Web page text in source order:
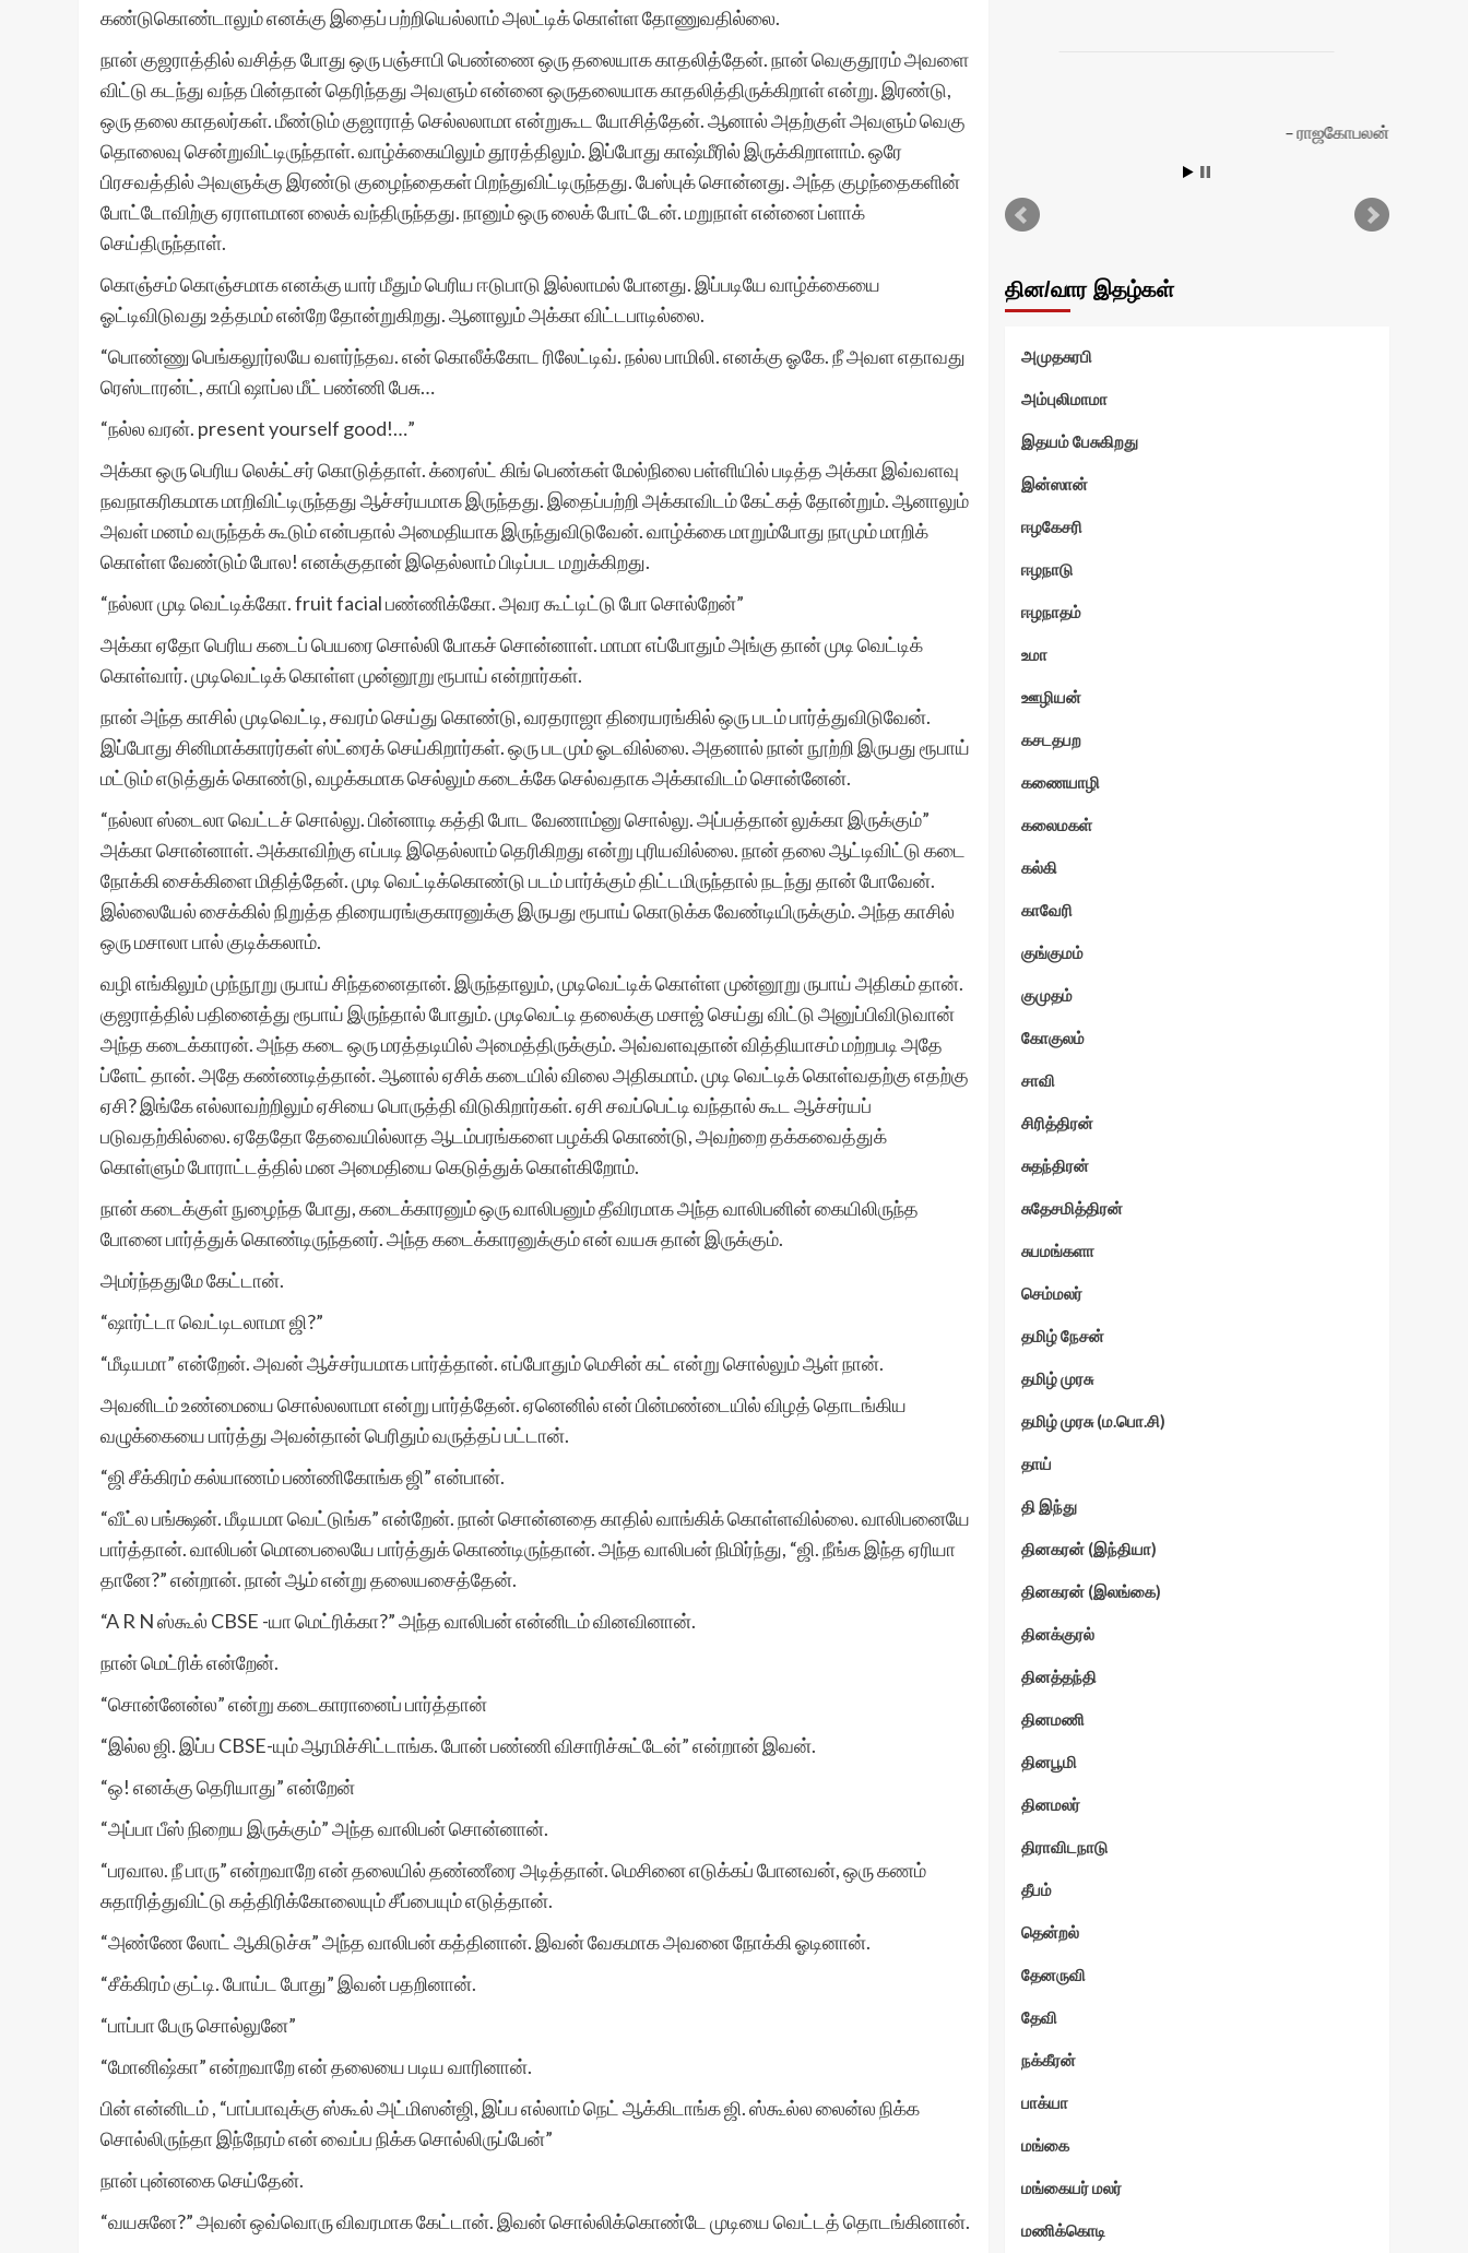
கண்டுகொண்டாலும் எனக்கு இதைப் பற்றியெல்லாம் அலட்டிக் கொள்ள தோணுவதில்லை.
நான் குஜராத்தில் வசித்த போது ஒரு பஞ்சாபி பெண்ணை ஒரு தலையாக காதலித்தேன். நான் வெகுதூரம் அவளை
விட்டு கடந்து வந்த பின்தான் தெரிந்தது அவளும் என்னை ஒருதலையாக காதலித்திருக்கிறாள் என்று. இரண்டு,
ஒரு தலை காதலர்கள். மீண்டும் குஜாராத் செல்லலாமா என்றுகூட யோசித்தேன். ஆனால் அதற்குள் அவளும் வெகு
தொலைவு சென்றுவிட்டிருந்தாள். வாழ்க்கையிலும் தூரத்திலும். இப்போது காஷ்மீரில் இருக்கிறாளாம். ஒரே
பிரசவத்தில் அவளுக்கு இரண்டு குழைந்தைகள் பிறந்துவிட்டிருந்தது. பேஸ்புக் சொன்னது. அந்த குழந்தைகளின்
போட்டோவிற்கு ஏராளமான லைக் வந்திருந்தது. நானும் ஒரு லைக் போட்டேன். மறுநாள் என்னை ப்ளாக்
செய்திருந்தாள்.
கொஞ்சம் கொஞ்சமாக எனக்கு யார் மீதும் பெரிய ஈடுபாடு இல்லாமல் போனது. இப்படியே வாழ்க்கையை
ஓட்டிவிடுவது உத்தமம் என்றே தோன்றுகிறது. ஆனாலும் அக்கா விட்டபாடில்லை.
“பொண்ணு பெங்கலூர்லயே வளர்ந்தவ. என் கொலீக்கோட ரிலேட்டிவ். நல்ல பாமிலி. எனக்கு ஓகே. நீ அவள எதாவது
ரெஸ்டாரன்ட், காபி ஷாப்ல மீட் பண்ணி பேசு…
“நல்ல வரன். present yourself good!…”
அக்கா ஒரு பெரிய லெக்ட்சர் கொடுத்தாள். க்ரைஸ்ட் கிங் பெண்கள் மேல்நிலை பள்ளியில் படித்த அக்கா இவ்வளவு
நவநாகரிகமாக மாறிவிட்டிருந்தது ஆச்சர்யமாக இருந்தது. இதைப்பற்றி அக்காவிடம் கேட்கத் தோன்றும். ஆனாலும்
அவள் மனம் வருந்தக் கூடும் என்பதால் அமைதியாக இருந்துவிடுவேன். வாழ்க்கை மாறும்போது நாமும் மாறிக்
கொள்ள வேண்டும் போல! எனக்குதான் இதெல்லாம் பிடிப்பட மறுக்கிறது.
“நல்லா முடி வெட்டிக்கோ. fruit facial பண்ணிக்கோ. அவர கூட்டிட்டு போ சொல்றேன்”
அக்கா ஏதோ பெரிய கடைப் பெயரை சொல்லி போகச் சொன்னாள். மாமா எப்போதும் அங்கு தான் முடி வெட்டிக்
கொள்வார். முடிவெட்டிக் கொள்ள முன்னூறு ரூபாய் என்றார்கள்.
நான் அந்த காசில் முடிவெட்டி, சவரம் செய்து கொண்டு, வரதராஜா திரையரங்கில் ஒரு படம் பார்த்துவிடுவேன்.
இப்போது சினிமாக்காரர்கள் ஸ்ட்ரைக் செய்கிறார்கள். ஒரு படமும் ஓடவில்லை. அதனால் நான் நூற்றி இருபது ரூபாய்
மட்டும் எடுத்துக் கொண்டு, வழக்கமாக செல்லும் கடைக்கே செல்வதாக அக்காவிடம் சொன்னேன்.
“நல்லா ஸ்டைலா வெட்டச் சொல்லு. பின்னாடி கத்தி போட வேணாம்னு சொல்லு. அப்பத்தான் லுக்கா இருக்கும்”
அக்கா சொன்னாள். அக்காவிற்கு எப்படி இதெல்லாம் தெரிகிறது என்று புரியவில்லை. நான் தலை ஆட்டிவிட்டு கடை
நோக்கி சைக்கிளை மிதித்தேன். முடி வெட்டிக்கொண்டு படம் பார்க்கும் திட்டமிருந்தால் நடந்து தான் போவேன்.
இல்லையேல் சைக்கில் நிறுத்த திரையரங்குகாரனுக்கு இருபது ரூபாய் கொடுக்க வேண்டியிருக்கும். அந்த காசில்
ஒரு மசாலா பால் குடிக்கலாம்.
வழி எங்கிலும் முந்நூறு ருபாய் சிந்தனைதான். இருந்தாலும், முடிவெட்டிக் கொள்ள முன்னூறு ருபாய் அதிகம் தான்.
குஜராத்தில் பதினைத்து ரூபாய் இருந்தால் போதும். முடிவெட்டி தலைக்கு மசாஜ் செய்து விட்டு அனுப்பிவிடுவான்
அந்த கடைக்காரன். அந்த கடை ஒரு மரத்தடியில் அமைத்திருக்கும். அவ்வளவுதான் வித்தியாசம் மற்றபடி அதே
ப்ளேட் தான். அதே கண்ணடித்தான். ஆனால் ஏசிக் கடையில் விலை அதிகமாம். முடி வெட்டிக் கொள்வதற்கு எதற்கு
ஏசி? இங்கே எல்லாவற்றிலும் ஏசியை பொருத்தி விடுகிறார்கள். ஏசி சவப்பெட்டி வந்தால் கூட ஆச்சர்யப்
படுவதற்கில்லை. ஏதேதோ தேவையில்லாத ஆடம்பரங்களை பழக்கி கொண்டு, அவற்றை தக்கவைத்துக்
கொள்ளும் போராட்டத்தில் மன அமைதியை கெடுத்துக் கொள்கிறோம்.
நான் கடைக்குள் நுழைந்த போது, கடைக்காரனும் ஒரு வாலிபனும் தீவிரமாக அந்த வாலிபனின் கையிலிருந்த
போனை பார்த்துக் கொண்டிருந்தனர். அந்த கடைக்காரனுக்கும் என் வயசு தான் இருக்கும்.
அமர்ந்ததுமே கேட்டான்.
“ஷார்ட்டா வெட்டிடலாமா ஜி?”
“மீடியமா” என்றேன். அவன் ஆச்சர்யமாக பார்த்தான். எப்போதும் மெசின் கட் என்று சொல்லும் ஆள் நான்.
அவனிடம் உண்மையை சொல்லலாமா என்று பார்த்தேன். ஏனெனில் என் பின்மண்டையில் விழத் தொடங்கிய
வழுக்கையை பார்த்து அவன்தான் பெரிதும் வருத்தப் பட்டான்.
“ஜி சீக்கிரம் கல்யாணம் பண்ணிகோங்க ஜி” என்பான்.
“வீட்ல பங்க்ஷன். மீடியமா வெட்டுங்க” என்றேன். நான் சொன்னதை காதில் வாங்கிக் கொள்ளவில்லை. வாலிபனையே
பார்த்தான். வாலிபன் மொபைலையே பார்த்துக் கொண்டிருந்தான். அந்த வாலிபன் நிமிர்ந்து, “ஜி. நீங்க இந்த ஏரியா
தானே?” என்றான். நான் ஆம் என்று தலையசைத்தேன்.
“A R N ஸ்கூல் CBSE -யா மெட்ரிக்கா?” அந்த வாலிபன் என்னிடம் வினவினான்.
நான் மெட்ரிக் என்றேன்.
“சொன்னேன்ல” என்று கடைகாரானைப் பார்த்தான்
“இல்ல ஜி. இப்ப CBSE-யும் ஆரமிச்சிட்டாங்க. போன் பண்ணி விசாரிச்சுட்டேன்” என்றான் இவன்.
“ஒ! எனக்கு தெரியாது” என்றேன்
“அப்பா பீஸ் நிறைய இருக்கும்” அந்த வாலிபன் சொன்னான்.
“பரவால. நீ பாரு” என்றவாறே என் தலையில் தண்ணீரை அடித்தான். மெசினை எடுக்கப் போனவன், ஒரு கணம்
சுதாரித்துவிட்டு கத்திரிக்கோலையும் சீப்பையும் எடுத்தான்.
“அண்ணே லோட் ஆகிடுச்சு” அந்த வாலிபன் கத்தினான். இவன் வேகமாக அவனை நோக்கி ஓடினான்.
“சீக்கிரம் குட்டி. போய்ட போது” இவன் பதறினான்.
“பாப்பா பேரு சொல்லுனே”
“மோனிஷ்கா” என்றவாறே என் தலையை படிய வாரினான்.
பின் என்னிடம் , “பாப்பாவுக்கு ஸ்கூல் அட்மிஸன்ஜி, இப்ப எல்லாம் நெட் ஆக்கிடாங்க ஜி. ஸ்கூல்ல லைன்ல நிக்க
சொல்லிருந்தா இந்நேரம் என் வைப்ப நிக்க சொல்லிருப்பேன்”
நான் புன்னகை செய்தேன்.
“வயசுனே?” அவன் ஒவ்வொரு விவரமாக கேட்டான். இவன் சொல்லிக்கொண்டே முடியை வெட்டத் தொடங்கினான்.
கொடுத்து அறிவியல்,
குடும்பம், க்ரைம் என்று
பலதரப்பட்ட
கதைகளை எழுதவும்
படிக்கவும் ஊக்குவித்து
தளத்தின் செயல்பாடு
மிகுந்த பாராட்டுக்குரியது.
நஞ்சப்பன் ஈரோடு
ராஜகோபலன்
தின/வார இதழ்கள்
அமுதசுரபி
அம்புலிமாமா
இதயம் பேசுகிறது
இன்ஸான்
ஈழகேசரி
ஈழநாடு
ஈழநாதம்
உமா
ஊழியன்
கசடதபற
கணையாழி
கலைமகள்
கல்கி
காவேரி
குங்குமம்
குமுதம்
கோகுலம்
சாவி
சிரித்திரன்
சுதந்திரன்
சுதேசமித்திரன்
சுபமங்களா
செம்மலர்
தமிழ் நேசன்
தமிழ் முரசு
தமிழ் முரசு (ம.பொ.சி)
தாய்
தி இந்து
தினகரன் (இந்தியா)
தினகரன் (இலங்கை)
தினக்குரல்
தினத்தந்தி
தினமணி
தினபூமி
தினமலர்
திராவிடநாடு
தீபம்
தென்றல்
தேனருவி
தேவி
நக்கீரன்
பாக்யா
மங்கை
மங்கையர் மலர்
மணிக்கொடி